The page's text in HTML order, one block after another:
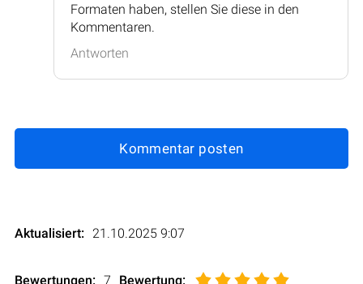
Formaten haben, stellen Sie diese in den
Kommentaren.
Antworten
Kommentar posten
Aktualisiert: 21.10.2025 9:07
Bewertungen: 7 Bewertung: